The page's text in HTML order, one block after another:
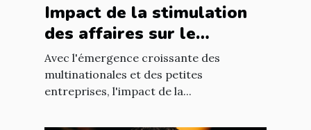
Impact de la stimulation
des affaires sur le
développement
économique mondial
Avec l'émergence croissante des
multinationales et des petites
entreprises, l'impact de la...